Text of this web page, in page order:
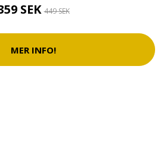
SEK449 SEK
MER INFO!